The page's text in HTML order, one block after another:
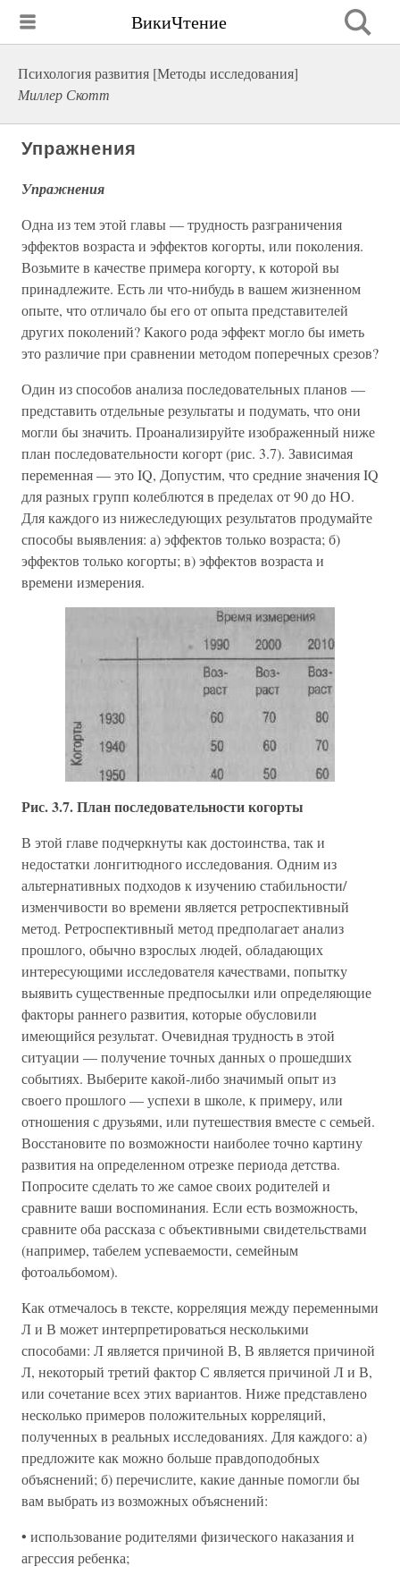
ВикиЧтение
Психология развития [Методы исследования]
Миллер Скотт
Упражнения
Упражнения
Одна из тем этой главы — трудность разграничения
эффектов возраста и эффектов когорты, или поколения.
Возьмите в качестве примера когорту, к которой вы
принадлежите. Есть ли что-нибудь в вашем жизненном
опыте, что отличало бы его от опыта представителей
других поколений? Какого рода эффект могло бы иметь
это различие при сравнении методом поперечных срезов?
Один из способов анализа последовательных планов —
представить отдельные результаты и подумать, что они
могли бы значить. Проанализируйте изображенный ниже
план последовательности когорт (рис. 3.7). Зависимая
переменная — это IQ, Допустим, что средние значения IQ
для разных групп колеблются в пределах от 90 до НО.
Для каждого из нижеследующих результатов продумайте
способы выявления: а) эффектов только возраста; б)
эффектов только когорты; в) эффектов возраста и
времени измерения.
Рис. 3.7. План последовательности когорты
В этой главе подчеркнуты как достоинства, так и
недостатки лонгитюдного исследования. Одним из
альтернативных подходов к изучению стабильности/
изменчивости во времени является ретроспективный
метод. Ретроспективный метод предполагает анализ
прошлого, обычно взрослых людей, обладающих
интересующими исследователя качествами, попытку
выявить существенные предпосылки или определяющие
факторы раннего развития, которые обусловили
имеющийся результат. Очевидная трудность в этой
ситуации — получение точных данных о прошедших
событиях. Выберите какой-либо значимый опыт из
своего прошлого — успехи в школе, к примеру, или
отношения с друзьями, или путешествия вместе с семьей.
Восстановите по возможности наиболее точно картину
развития на определенном отрезке периода детства.
Попросите сделать то же самое своих родителей и
сравните ваши воспоминания. Если есть возможность,
сравните оба рассказа с объективными свидетельствами
(например, табелем успеваемости, семейным
фотоальбомом).
Как отмечалось в тексте, корреляция между переменными
Л и В может интерпретироваться несколькими
способами: Л является причиной В, В является причиной
Л, некоторый третий фактор С является причиной Л и В,
или сочетание всех этих вариантов. Ниже представлено
несколько примеров положительных корреляций,
полученных в реальных исследованиях. Для каждого: а)
предложите как можно больше правдоподобных
объяснений; б) перечислите, какие данные помогли бы
вам выбрать из возможных объяснений:
• использование родителями физического наказания и
агрессия ребенка;